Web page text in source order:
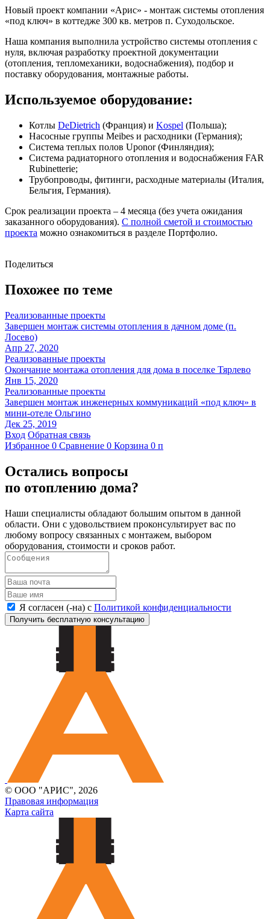
Новый проект компании «Арис» - монтаж системы отопления
«под ключ» в коттедже 300 кв. метров п. Суходольское.
Наша компания выполнила устройство системы отопления с
нуля, включая разработку проектной документации
(отопления, тепломеханики, водоснабжения), подбор и
поставку оборудования, монтажные работы.
Используемое оборудование:
Котлы DeDietrich (Франция) и Kospel (Польша);
Насосные группы Meibes и расходники (Германия);
Система теплых полов Uponor (Финляндия);
Система радиаторного отопления и водоснабжения FAR
Rubinetterie;
Трубопроводы, фитинги, расходные материалы (Италия,
Бельгия, Германия).
Срок реализации проекта – 4 месяца (без учета ожидания
заказанного оборудования). С полной сметой и стоимостью
проекта можно ознакомиться в разделе Портфолио.
Поделиться
Похожее по теме
Реализованные проекты
Завершен монтаж системы отопления в дачном доме (п.
Лосево)
Апр 27, 2020
Реализованные проекты
Окончание монтажа отопления для дома в поселке Тярлево
Янв 15, 2020
Реализованные проекты
Завершен монтаж инженерных коммуникаций «под ключ» в
мини-отеле Ольгино
Дек 25, 2019
Вход Обратная связь
Избранное 0 Сравнение 0 Корзина 0 п
Остались вопросы
по отоплению дома?
Наши специалисты обладают большим опытом в данной
области. Они с удовольствием проконсультирует вас по
любому вопросу связанных с монтажем, выбором
оборудования, стоимости и сроков работ.
Я согласен (-на) с Политикой конфиденциальности
Получить бесплатную консультацию
© ООО "АРИС", 2026
Правовая информация
Карта сайта